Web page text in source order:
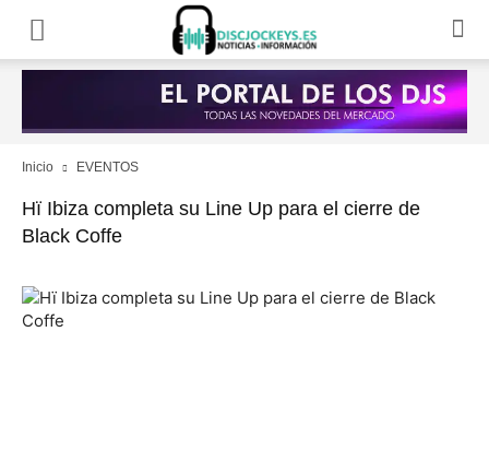
Inicio EVENTOS
Hï Ibiza completa su Line Up para el cierre de
Black Coffe